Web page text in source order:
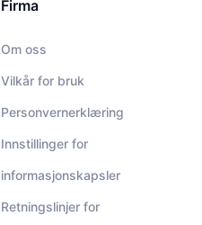
Firma
Om oss
Vilkår for bruk
Personvernerklæring
Innstillinger for
informasjonskapsler
Retningslinjer for